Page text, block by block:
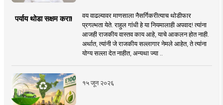
पर्याय थोडा सक्षम करा!
वय वाढल्यावर माणसाला नैसर्गिकरीत्याच थोडीफार
प्रगल्भता येते. राहुल गांधी हे या नियमालाही अपवाद! त्यांना
आजही राजकीय वास्तव काय आहे, याचे आकलन होत नाही.
अर्थात, त्यांनी जे राजकीय सल्लागार नेमले आहेत, ते त्यांना
योग्य सल्ला देत नाहीत, अन्यथा ज्या ..
१५ जून २०२६